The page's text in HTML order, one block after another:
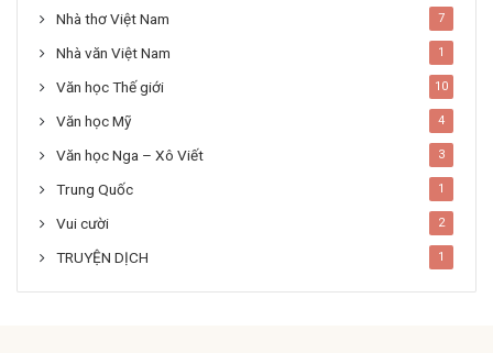
Nhà thơ Việt Nam 7
Nhà văn Việt Nam 1
Văn học Thế giới 10
Văn học Mỹ 4
Văn học Nga – Xô Viết 3
Trung Quốc 1
Vui cười 2
TRUYỆN DỊCH 1